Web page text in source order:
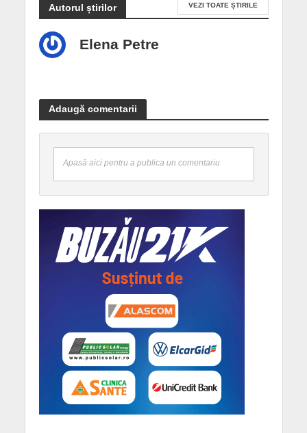
Autorul știrilor VEZI TOATE ȘTIRILE
Elena Petre
Adaugă comentarii
Apasă aici pentru a publica un comentariu